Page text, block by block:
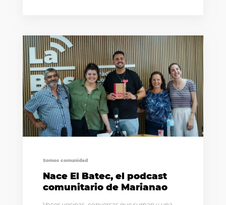
Somos comunidad
Nace El Batec, el podcast
comunitario de Marianao